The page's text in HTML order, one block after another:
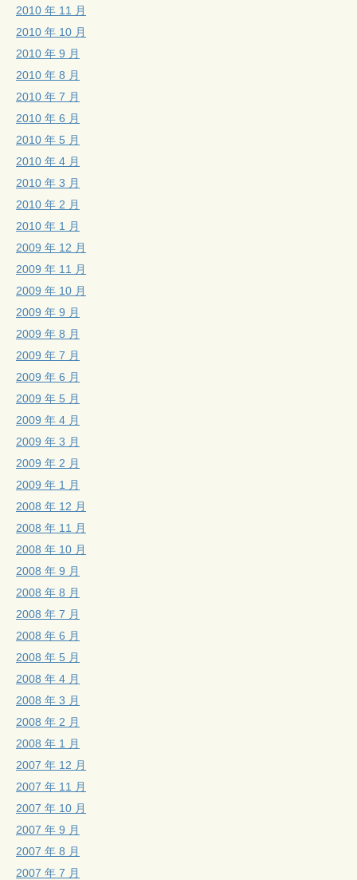
2010 年 11 月
2010 年 10 月
2010 年 9 月
2010 年 8 月
2010 年 7 月
2010 年 6 月
2010 年 5 月
2010 年 4 月
2010 年 3 月
2010 年 2 月
2010 年 1 月
2009 年 12 月
2009 年 11 月
2009 年 10 月
2009 年 9 月
2009 年 8 月
2009 年 7 月
2009 年 6 月
2009 年 5 月
2009 年 4 月
2009 年 3 月
2009 年 2 月
2009 年 1 月
2008 年 12 月
2008 年 11 月
2008 年 10 月
2008 年 9 月
2008 年 8 月
2008 年 7 月
2008 年 6 月
2008 年 5 月
2008 年 4 月
2008 年 3 月
2008 年 2 月
2008 年 1 月
2007 年 12 月
2007 年 11 月
2007 年 10 月
2007 年 9 月
2007 年 8 月
2007 年 7 月